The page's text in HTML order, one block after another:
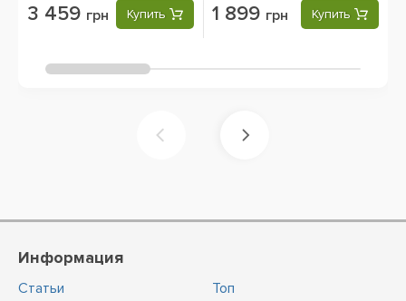
3 459 грн Купить 1 899 грн Купить
Информация
Статьи
Топ